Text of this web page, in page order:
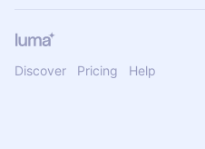
Discover Pricing Help